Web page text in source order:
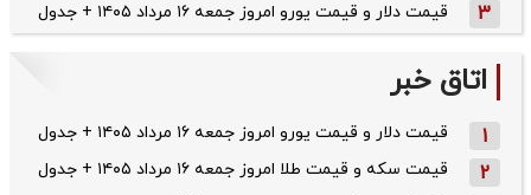
3 قیمت دلار و قیمت یورو امروز جمعه ۱۶ مرداد ۱۴۰۵ + جدول
اتاق خبر
1 قیمت دلار و قیمت یورو امروز جمعه ۱۶ مرداد ۱۴۰۵ + جدول
2 قیمت سکه و قیمت طلا امروز جمعه ۱۶ مرداد ۱۴۰۵ + جدول